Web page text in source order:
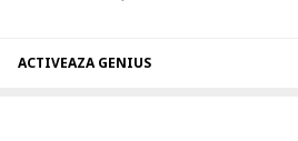
ACTIVEAZA GENIUS